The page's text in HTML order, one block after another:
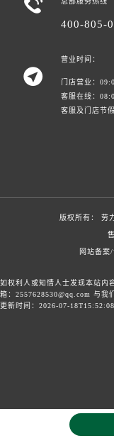

400-805-

营业时间：
门店营业：
客服在线：
客服及门店节
版权所有： 劳
网站备案
如权利人或知情人士发现本站内
箱：2557628530@qq.com 与我
更新时间：2026-07-